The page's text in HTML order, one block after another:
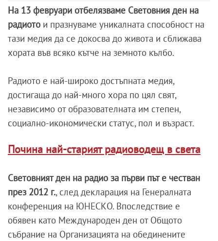
На 13 февруари отбелязваме Световния ден на
радиото и празнуваме уникалната способност на
тази медия да се докосва до живота и сближава
хората във всяко кътче на земното кълбо.
Радиото е най-широко достъпната медия,
достигаща до най-много хора по цял свят,
независимо от образователната им степен,
социално-икономически статус, пол и възраст.
Почина най-старият радиоводещ в света
Световният ден на радио за първи път е честван
през 2012 г., след декларация на Генералната
конференция на ЮНЕСКО. Впоследствие е
обявен като Международен ден от Общото
събрание на Организацията на обединените